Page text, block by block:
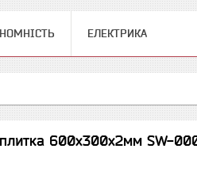
ЕЛЕКТРИКА
600х300х2мм SW-